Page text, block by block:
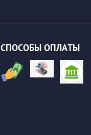
СПОСОБЫ ОПЛАТЫ